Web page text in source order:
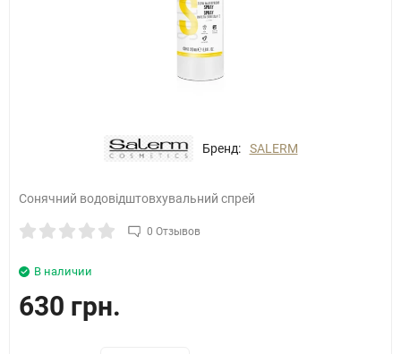
Бренд: SALERM
Сонячний водовідштовхувальний спрей
0 Отзывов
В наличии
630 грн.